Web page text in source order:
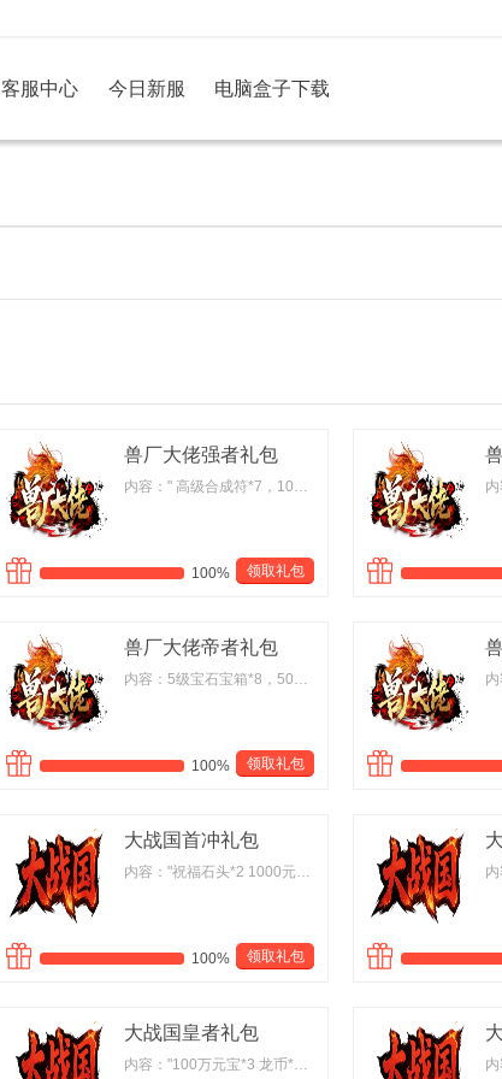
客服中心 今日新服 电脑盒子下载
兽厂大佬强者礼包
内容：" 高级合成符*7，100灵兽气息*7，2级宝石宝箱*2，青龙灵珠(中)*5"
100% 领取礼包
兽厂大佬帝者礼包
内容：5级宝石宝箱*8，500灵兽气息*5，50万元宝(绑)*5，白虎灵珠(中)*20
100% 领取礼包
大战国首冲礼包
内容："祝福石头*2 1000元宝宝箱*1 1级纹章袋*1"
100% 领取礼包
大战国皇者礼包
内容："100万元宝*3 龙币*2000 探宝令*15 藏宝图*1"